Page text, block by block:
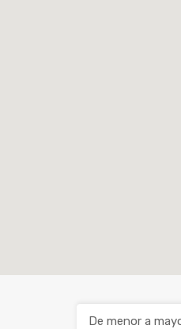
De menor a